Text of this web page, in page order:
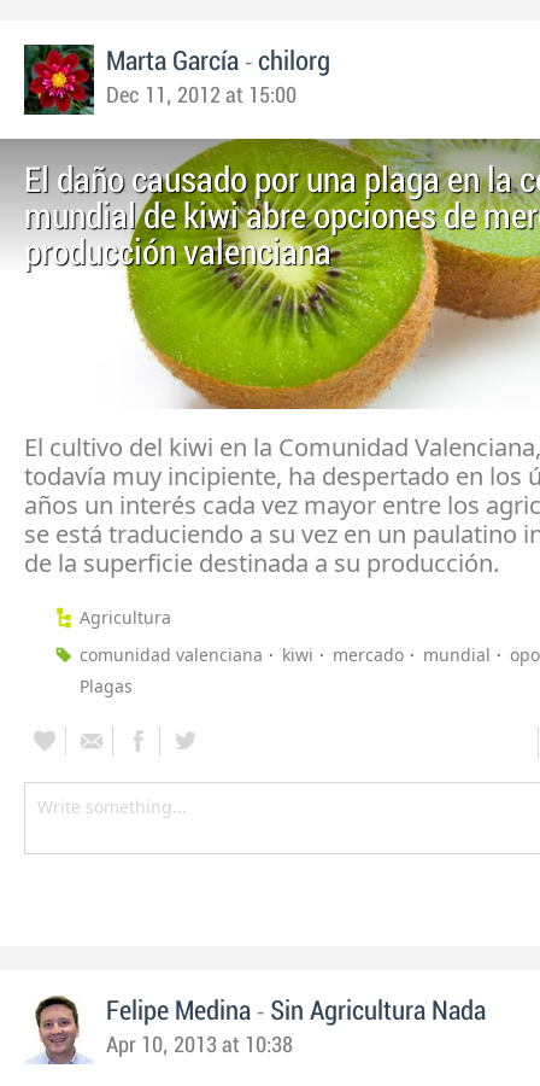
Marta García - chilorg
Dec 11, 2012 at 15:00
El daño causado por una plaga en la
mundial de kiwi abre opciones de
producción valenciana
El cultivo del kiwi en la Comunidad
todavía muy incipiente, ha despertado en los
años un interés cada vez mayor entre los
se está traduciendo a su vez en un paulatino
de la superficie destinada a su producción.
Agricultura
comunidad valenciana
kiwi mercado mundial
Plagas
Felipe Medina - Sin Agricultura Nada
Apr 10, 2013 at 10:38